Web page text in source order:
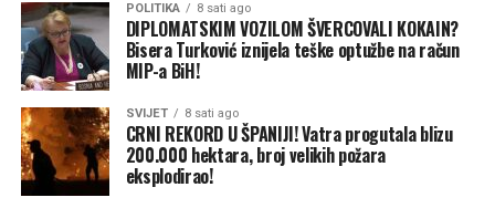
“Bitno je da se preduzmu adekvatne pravosudne mjere
prema tim licima”, rekao je Kostrešević, te potvrdio da je
Đorđe Ždrale u bjekstvu i da je za njim u toku intenzivna
potraga.
I Željko Budimir, ministar unutrašnjih poslova Republike
Srpske, naveo je takođe da se za Ždralom intenzivno
traga.
POLITIKA 8 sati ago
DIPLOMATSKIM VOZILOM ŠVERCOVALI KOKAIN?
Bisera Turković iznijela teške optužbe na račun
MIP-a BiH!
SVIJET 8 sati ago
CRNI REKORD U ŠPANIJI! Vatra progutala blizu
200.000 hektara, broj velikih požara
eksplodirao!